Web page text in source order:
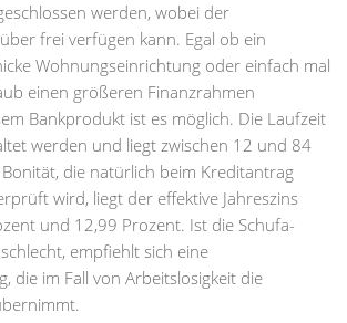
werden, wobei der
frei verfügen kann. Egal ob ein
Wohnungseinrichtung oder einfach mal
einen größeren Finanzrahmen
Bankprodukt ist es möglich. Die Laufzeit
werden und liegt zwischen 12 und 84
die natürlich beim Kreditantrag
wird, liegt der effektive Jahreszins
und 12,99 Prozent. Ist die Schufa-
empfiehlt sich eine
die im Fall von Arbeitslosigkeit die